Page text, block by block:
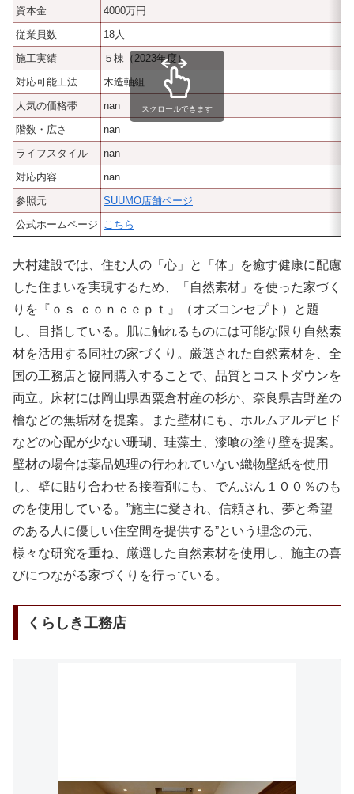
資本金
4000万円
従業員数
18人
施工実績
５棟（2023年度）
対応可能工法
木造軸組
人気の価格帯
nan
階数・広さ
nan
ライフスタイル
nan
対応内容
nan
参照元
SUUMO店舗ページ
公式ホームページ こちら
スクロールできます
大村建設では、住む人の「心」と「体」を癒す健康に配慮
した住まいを実現するため、「自然素材」を使った家づく
りを『ｏｓ ｃｏｎｃｅｐｔ』（オズコンセプト）と題
し、目指している。肌に触れるものには可能な限り自然素
材を活用する同社の家づくり。厳選された自然素材を、全
国の工務店と協同購入することで、品質とコストダウンを
両立。床材には岡山県西粟倉村産の杉か、奈良県吉野産の
檜などの無垢材を提案。また壁材にも、ホルムアルデヒド
などの心配が少ない珊瑚、珪藻土、漆喰の塗り壁を提案。
壁材の場合は薬品処理の行われていない織物壁紙を使用
し、壁に貼り合わせる接着剤にも、でんぷん１００％のも
のを使用している。”施主に愛され、信頼され、夢と希望
のある人に優しい住空間を提供する”という理念の元、
様々な研究を重ね、厳選した自然素材を使用し、施主の喜
びにつながる家づくりを行っている。
くらしき工務店